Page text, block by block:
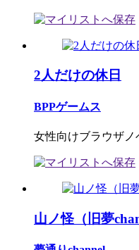
2人だけの休日
BPPゲームス
女性向けブラウザノ
山ノ怪（旧夢